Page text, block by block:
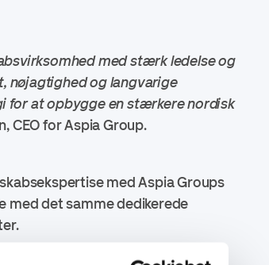
med stærk ledelse og
nøjagtighed og langvarige
for at opbygge en stærkere nordisk
CEO for Aspia Group.
med Aspia Groups
med det samme dedikerede